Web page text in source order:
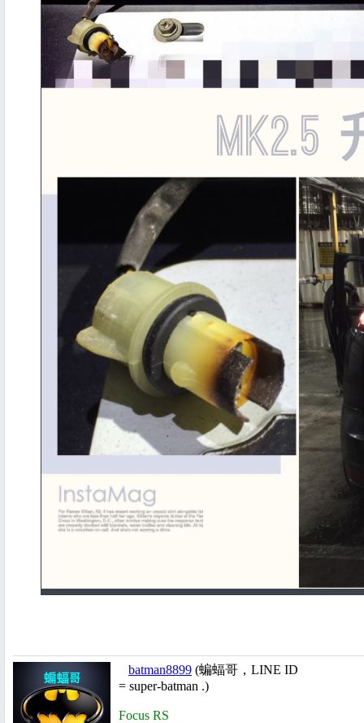
batman8899 (蝙蝠哥，LINE ID
= super-batman .)
Focus RS